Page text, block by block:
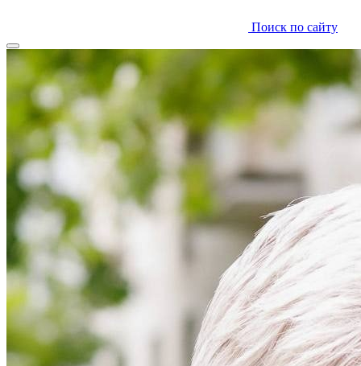
Поиск по сайту